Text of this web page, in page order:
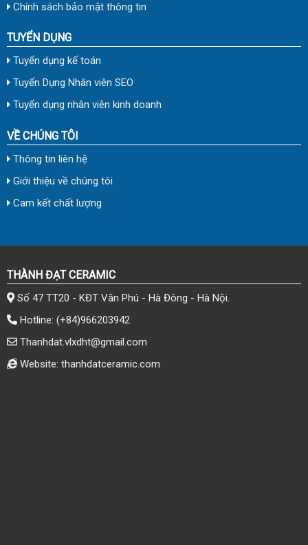
Chính sách bảo mật thông tin
TUYỂN DỤNG
Tuyển dụng kế toán
Tuyển Dụng Nhân viên SEO
Tuyển dụng nhân viên kinh doanh
VỀ CHÚNG TÔI
Thông tin liên hệ
Giới thiệu về chúng tôi
Cam kết chất lượng
THÀNH ĐẠT CERAMIC
Số 47 TT20 - KĐT Văn Phú - Hà Đông - Hà Nội.
Hotline: (+84)966203942
Thanhdat.vlxdht@gmail.com
Website: thanhdatceramic.com